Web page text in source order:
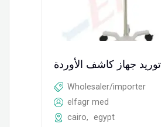
توريد جهاز كاشف الأوردة
Wholesaler/importer
elfagr med
cairo,
egypt